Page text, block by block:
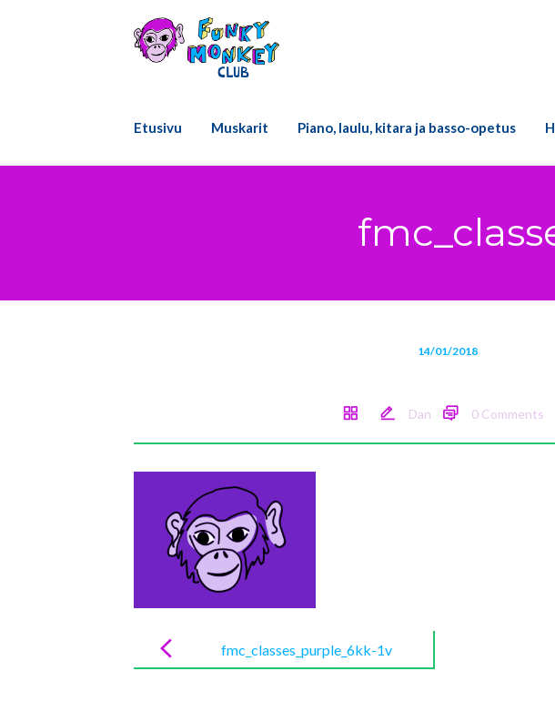
Etusivu Muskarit Piano, laulu, kitara ja basso-opetus
14/01/2018
Dan 0 Comments
navigation
fmc_classes_purple_6kk-1v